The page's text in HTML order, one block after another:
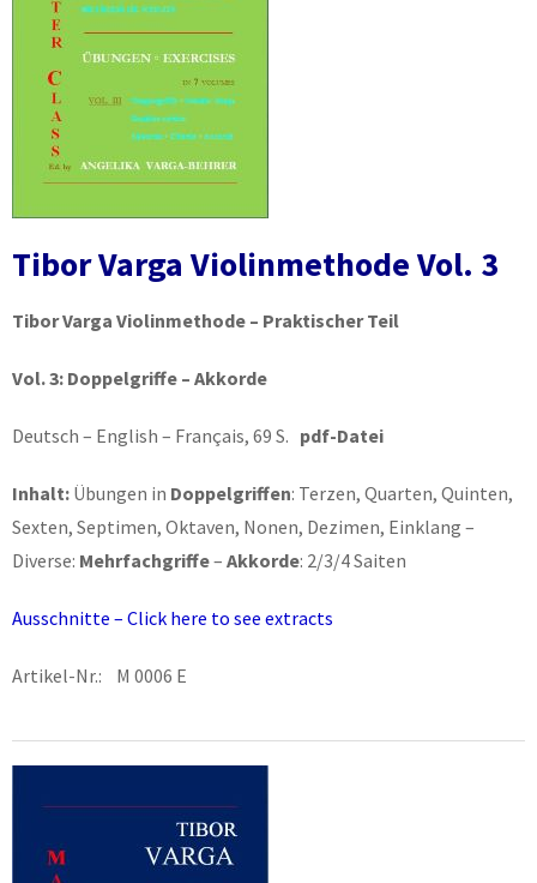
Tibor Varga Violinmethode Vol. 3
Tibor Varga Violinmethode – Praktischer Teil
Vol. 3: Doppelgriffe – Akkorde
Deutsch – English – Français, 69 S. pdf-Datei
Inhalt: Übungen in Doppelgriffen: Terzen, Quarten, Quinten,
Sexten, Septimen, Oktaven, Nonen, Dezimen, Einklang –
Diverse: Mehrfachgriffe– Akkorde: 2/3/4 Saiten
Ausschnitte – Click here to see extracts
Artikel-Nr.: M 0006 E